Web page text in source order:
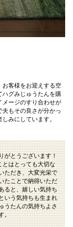
お客様をお迎えする空
ハグみじゅうたんを購
メージのすり合わせが
もその良さが分かっ
みにしています。
がとうございます！
とはとっても大切な
ただき、大変光栄で
たことで納得いただ
ると、嬉しい気持ち
いう気持ちも生まれ
うたんの気持ちよさ
。